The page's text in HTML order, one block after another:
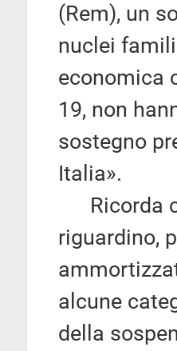
(Rem), un
nuclei
economica
19, non
sostegno
Italia».
Ricorda
riguardino,
alcune
della